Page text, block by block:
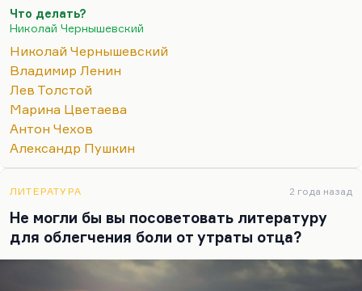
об этом роман. И он поэтому Ленина «глубоко
перепахал».
Русская семья, где чувство собственника
преобладает над уважением к женщине, над
достоинствами ее,— да, наверное, это утопия —
избавиться от чувства ревности. Но тем не менее,
все семьи русских модернистов (Маяковского,
этом строились. Это была попытка разрушить
Что делать?
Николай Чернышевский
Николай Чернышевский
Владимир Ленин
Лев Толстой
Марина Цветаева
Антон Чехов
Александр Пушкин
ЛИТЕРАТУРА 2 года назад
Не могли бы вы посоветовать литературу
для облегчения боли от утраты отца?